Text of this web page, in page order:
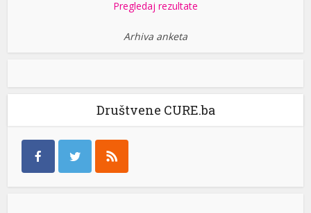
Pregledaj rezultate
Arhiva anketa
Društvene CURE.ba